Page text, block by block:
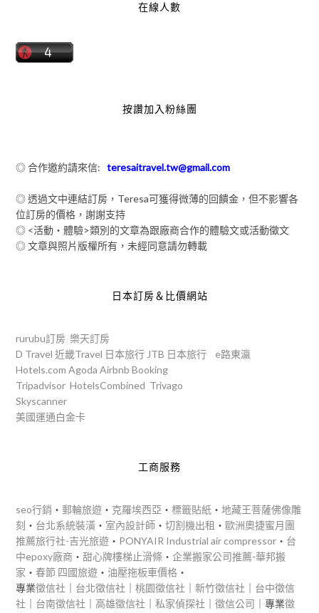
在線人數
按讚加入粉絲團
◎ 合作邀約請來信:teresaitravel.tw@gmail.com
◎ 透過文中連結訂房，Teresa可獲得微薄的回饋金，但不影響各
位訂房的價格，謝謝支持
◎ <活動‧體驗>類別的文章為跟廠商合作的體驗文或活動徵文
◎ 文章與照片版權所有，未經同意請勿轉載
日本訂房＆比價網站
rurubu訂房 樂天訂房
D Travel 近畿Travel 日本旅行 JTB 日本旅行
e路東瀛
Hotels.com Agoda Airbnb Booking
Tripadvisor HotelsCombined Trivago
Skyscanner
美國運通白金卡
工商服務
seo行銷 ‧郵輪旅遊 ‧ 克羅埃西亞 ‧標籤貼紙 ‧地藏王菩薩佛像雕
刻 ‧ 台北系統裝潢 ‧ 室內設計師 ‧切割機出租 ‧歐洲奧捷蜜月團
推薦旅行社-吉光旅遊 ‧ PONYAIR Industrial air compressor ‧ 台
中epoxy廠商 ‧甜心牌樓梯止滑條 ‧企業搬家公司推薦-華邦搬
家 ‧春節 四國旅遊 ‧ 油壓拖板車價格 ‧
專業徵信社 台北徵信社 ｜桃園徵信社 ｜新竹徵信社
台中徵信
社
台南徵信社 高雄徵信社 ｜私家偵探社 ｜徵信公司 ｜專業徵